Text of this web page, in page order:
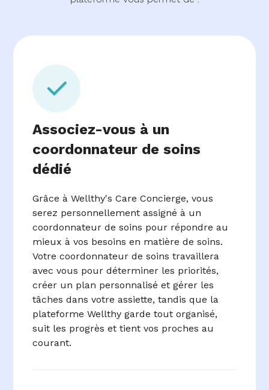
Associez-vous à un
coordonnateur de soins
dédié
Grâce à Wellthy's Care Concierge, vous
serez personnellement assigné à un
coordonnateur de soins pour répondre au
mieux à vos besoins en matière de soins.
Votre coordonnateur de soins travaillera
avec vous pour déterminer les priorités,
créer un plan personnalisé et gérer les
tâches dans votre assiette, tandis que la
plateforme Wellthy garde tout organisé,
suit les progrès et tient vos proches au
courant.